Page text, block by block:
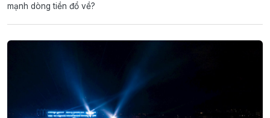
mạnh dòng tiền đổ về?